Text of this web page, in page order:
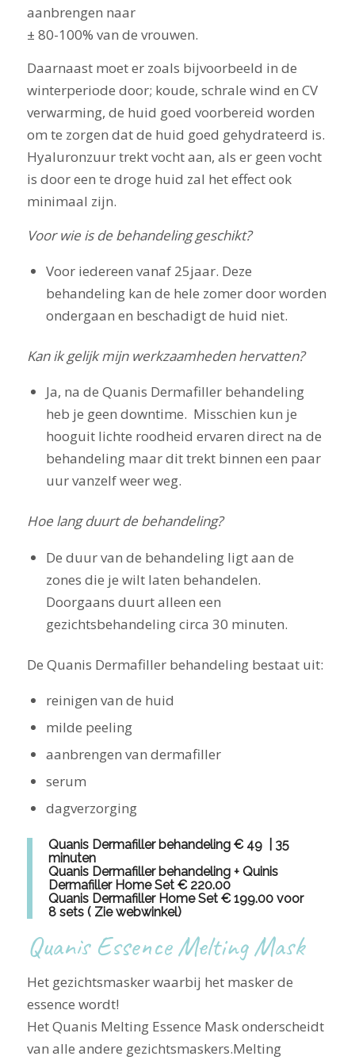
aanbrengen naar
± 80-100% van de vrouwen.
Daarnaast moet er zoals bijvoorbeeld in de
winterperiode door; koude, schrale wind en CV
verwarming, de huid goed voorbereid worden
om te zorgen dat de huid goed gehydrateerd is.
Hyaluronzuur trekt vocht aan, als er geen vocht
is door een te droge huid zal het effect ook
minimaal zijn.
Voor wie is de behandeling geschikt?
Voor iedereen vanaf 25jaar. Deze
behandeling kan de hele zomer door worden
ondergaan en beschadigt de huid niet.
Kan ik gelijk mijn werkzaamheden hervatten?
Ja, na de Quanis Dermafiller behandeling
heb je geen downtime. Misschien kun je
hooguit lichte roodheid ervaren direct na de
behandeling maar dit trekt binnen een paar
uur vanzelf weer weg.
Hoe lang duurt de behandeling?
De duur van de behandeling ligt aan de
zones die je wilt laten behandelen.
Doorgaans duurt alleen een
gezichtsbehandeling circa 30 minuten.
De Quanis Dermafiller behandeling bestaat uit:
reinigen van de huid
milde peeling
aanbrengen van dermafiller
serum
dagverzorging
Quanis Dermafiller behandeling € 49 | 35
minuten
Quanis Dermafiller behandeling + Quinis
Dermafiller Home Set € 220.00
Quanis Dermafiller Home Set € 199.00 voor
8 sets ( Zie webwinkel)
Quanis Essence Melting Mask
Het gezichtsmasker waarbij het masker de
essence wordt!
Het Quanis Melting Essence Mask onderscheidt
van alle andere gezichtsmaskers.Melting